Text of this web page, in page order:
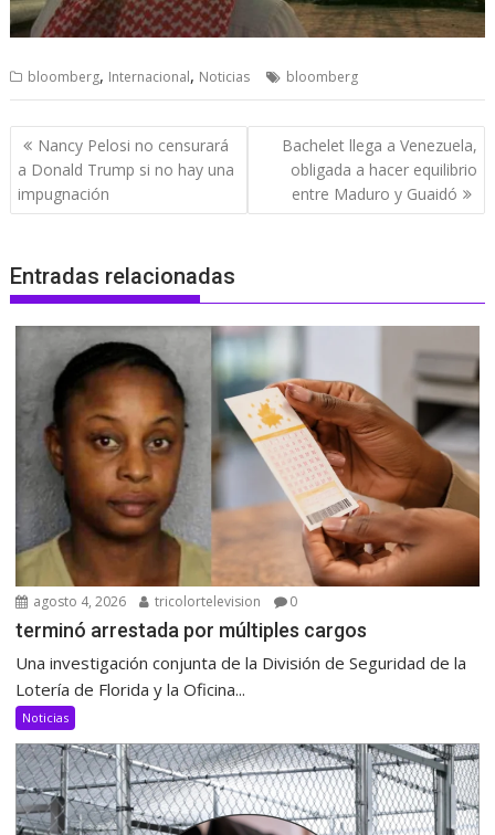
bloomberg, Internacional, Noticias bloomberg
Navegación
de
entradas
Nancy Pelosi no censurará
a Donald Trump si no hay una
impugnación
Bachelet llega a Venezuela,
obligada a hacer equilibrio
entre Maduro y Guaidó
Entradas relacionadas
agosto 4, 2026 tricolortelevision 0
terminó arrestada por múltiples cargos
Una investigación conjunta de la División de Seguridad de la
Lotería de Florida y la Oficina...
Noticias